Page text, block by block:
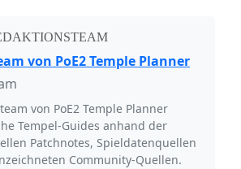
von PoE2 Temple Planner
von PoE2 Temple Planner
Tempel-Guides anhand der
Patchnotes, Spieldatenquellen
Community-Quellen.